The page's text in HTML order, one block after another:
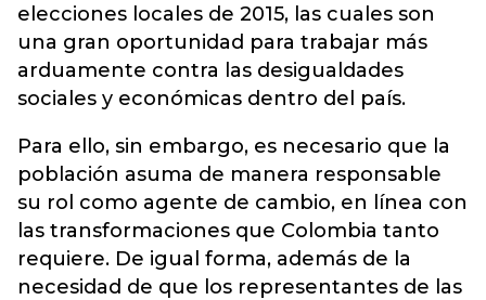
elecciones locales de 2015, las cuales son
una gran oportunidad para trabajar más
arduamente contra las desigualdades
sociales y económicas dentro del país.
Para ello, sin embargo, es necesario que la
población asuma de manera responsable
su rol como agente de cambio, en línea con
las transformaciones que Colombia tanto
requiere. De igual forma, además de la
necesidad de que los representantes de las